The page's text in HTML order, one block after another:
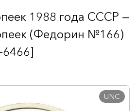
1988 года СССР —
(Федорин №166)
6466]
UNC